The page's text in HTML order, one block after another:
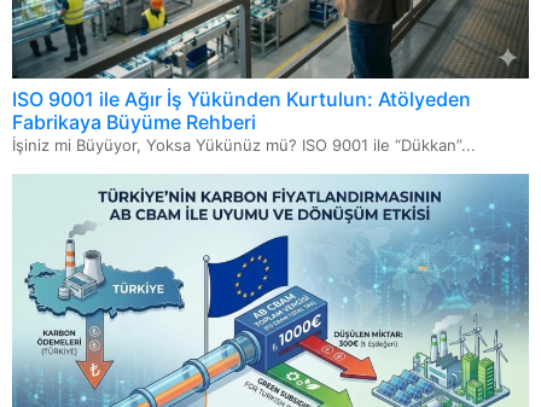
ISO 9001 ile Ağır İş Yükünden Kurtulun: Atölyeden
Fabrikaya Büyüme Rehberi
İşiniz mi Büyüyor, Yoksa Yükünüz mü? ISO 9001 ile “Dükkan”...